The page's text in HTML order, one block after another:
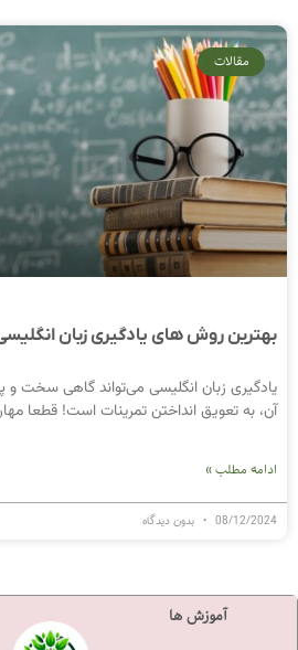
مقالات
بهترین روش های یادگیری زبان
یادگیری زبان انگلیسی می‌تواند گاهی سخت و
آن، به تعویق انداختن تمرینات است! قطعا
ادامه مطلب »
08/12/2024 بدون دیدگاه
آموزش ها